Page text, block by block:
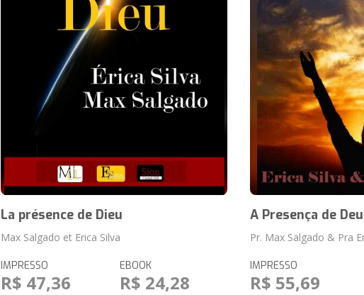
La présence de Dieu
Max Salgado et Erica Silva
IMPRESSO
R$ 47,36
EBOOK
R$ 24,28
A Presença de
Pr. Max Salgado & Pra
IMPRESSO
R$ 55,69